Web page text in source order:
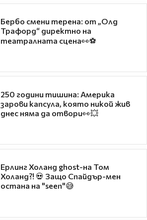
Бербо смени терена: от „Олд
Трафорд“ директно на
театралната сцена👀⚽
250 години тишина: Америка
зарови капсула, която никой жив
днес няма да отвори👀💥
Ерлинг Холанд ghost-на Том
Холанд?! 💀 Защо Спайдър-мен
остана на "seen"😅